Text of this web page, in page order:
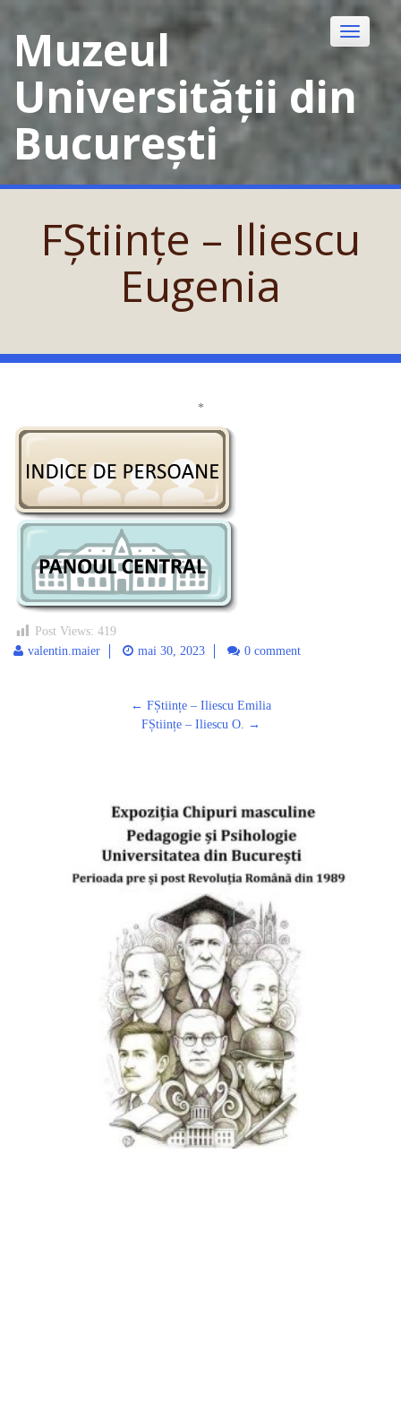
contentMuzeul
Universității din
București
Toggle
FȘtiințe – Iliescu
Eugenia
*
Post Views: 419
valentin.maier
mai 30, 2023 0 comment
← FȘtiințe – Iliescu Emilia
FȘtiințe – Iliescu O.
→